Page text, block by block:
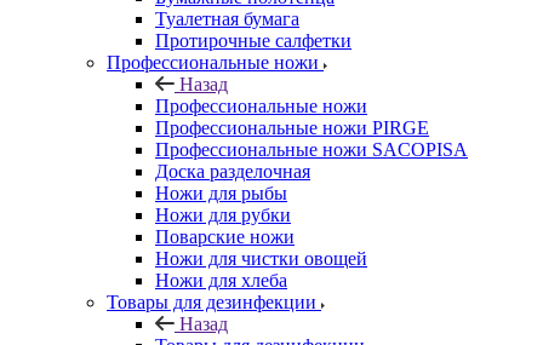
Туалетная бумага
Протирочные салфетки
Профессиональные ножи
Назад
Профессиональные ножи
Профессиональные ножи PIRGE
Профессиональные ножи SACOPISA
Доска разделочная
Ножи для рыбы
Ножи для рубки
Поварские ножи
Ножи для чистки овощей
Ножи для хлеба
Товары для дезинфекции
Назад